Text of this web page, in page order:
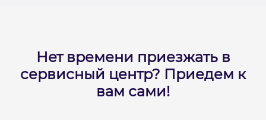
Нет времени приезжать в
сервисный центр? Приедем к
вам сами!